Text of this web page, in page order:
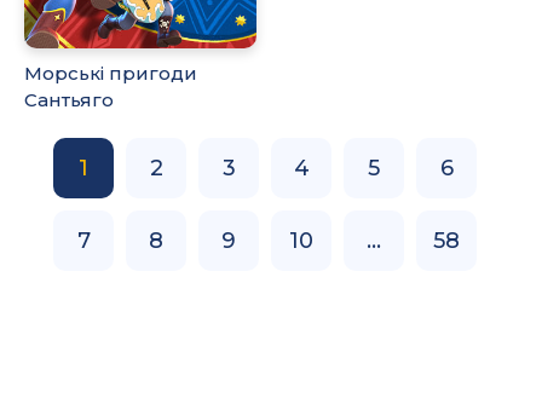
Морські пригоди
Сантьяго
1 2 3 4 5 6
7 8 9 10 ... 58